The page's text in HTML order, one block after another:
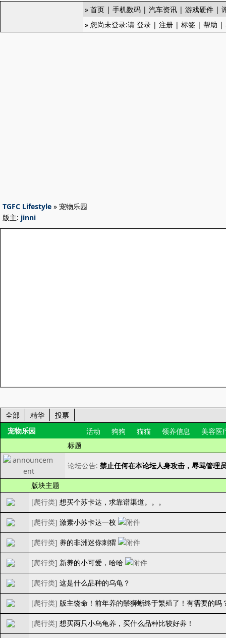
» 首页 | 手机数码 | 汽车资讯 | 游戏硬件 |
» 您尚未登录:请 登录 | 注册 | 标签 | 帮助 |
TGFC Lifestyle » 宠物乐园
版主: jinni
全部 精华
投票
活动
狗狗 猫猫 领养信息 美容医
宠物乐园
标题
论坛公告: 禁止任何在本论坛人身攻击，辱骂管理
版块主题
[爬行类] 想买个苏卡达，求靠谱渠道。。。
[爬行类] 激素小苏卡达一枚
[爬行类] 养的非洲迷你刺猬
[爬行类] 新养的小可爱，哈哈
[爬行类] 这是什么品种的乌龟？
[爬行类] 版主饶命！前年养的鬃狮蜥终于繁殖了！有需要的吗
[爬行类] 想买两只小乌龟养，买什么品种比较好养！